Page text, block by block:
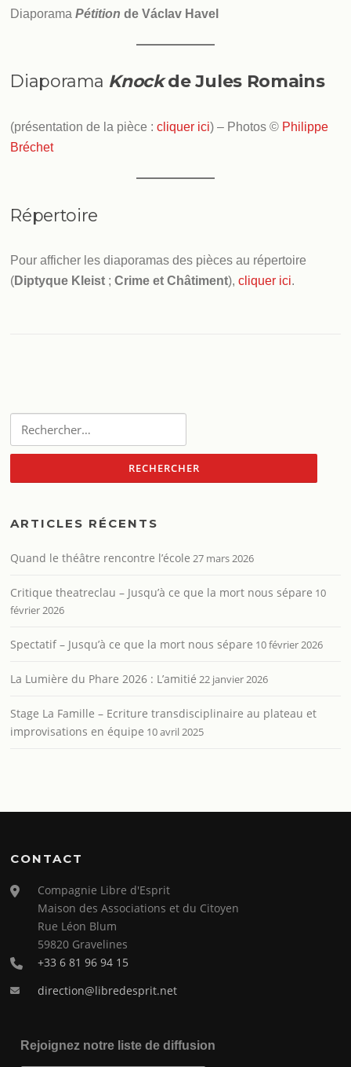
DiaporamaPétition de Václav Havel
Diaporama Knockde Jules Romains
(présentation de la pièce :cliquer ici) – Photos © Philippe
Bréchet
Répertoire
Pour afficher les diaporamas des pièces au répertoire
(Diptyque Kleist ;Crime et Châtiment),cliquer ici.
ARTICLES RÉCENTS
Quand le théâtre rencontre l’école 27 mars 2026
Critique theatreclau – Jusqu’à ce que la mort nous sépare 10
février 2026
Spectatif – Jusqu’à ce que la mort nous sépare 10 février 2026
La Lumière du Phare 2026 : L’amitié 22 janvier 2026
Stage La Famille – Ecriture transdisciplinaire au plateau et
improvisations en équipe 10 avril 2025
CONTACT
Compagnie Libre d'Esprit
Maison des Associations et du Citoyen
Rue Léon Blum
59820 Gravelines
+33 6 81 96 94 15
direction@libredesprit.net
Rejoignez notre liste de diffusion